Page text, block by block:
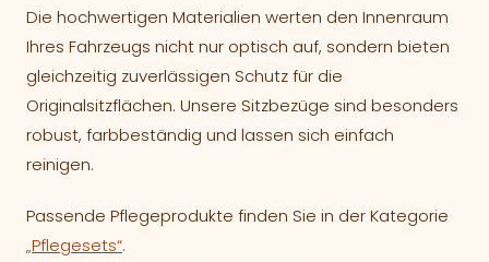
Die hochwertigen Materialien werten den Innenraum
Ihres Fahrzeugs nicht nur optisch auf, sondern bieten
gleichzeitig zuverlässigen Schutz für die
Originalsitzflächen. Unsere Sitzbezüge sind besonders
robust, farbbeständig und lassen sich einfach
reinigen.
Passende Pflegeprodukte finden Sie in der Kategorie
„Pflegesets“.